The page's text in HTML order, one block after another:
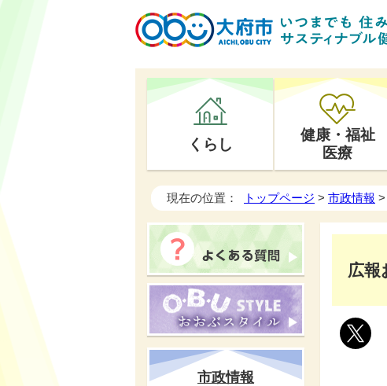
くらし
健康・福祉
医療
現在の位置： トップページ > 市政情報 >
広
市政情報